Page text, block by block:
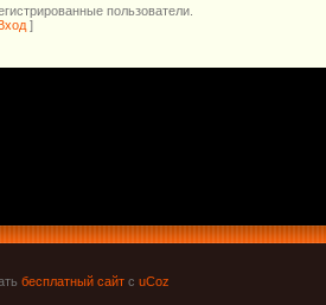
пользователи.
Вход ]
бесплатный сайт с uCoz